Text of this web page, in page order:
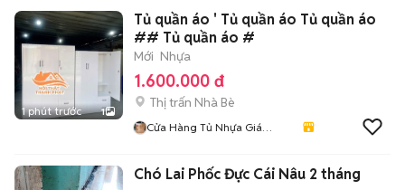
1 phút trước 1
Tủ quần áo ' Tủ quần áo Tủ quần áo
## Tủ quần áo #
Mới Nhựa
1.600.000 đ
Thị trấn Nhà Bè
Cửa Hàng Tủ Nhựa Giá
Chó Lai Phốc Đực Cái Nâu 2 tháng